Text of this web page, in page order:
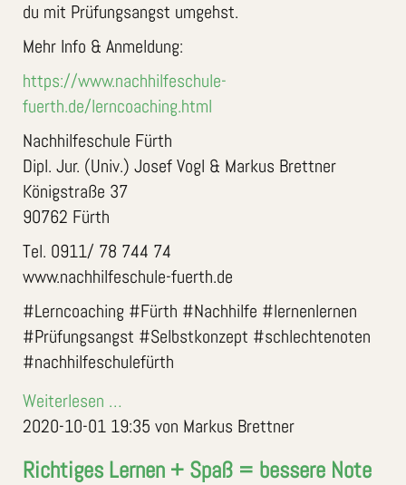
du mit Prüfungsangst umgehst.
Mehr Info & Anmeldung:
https://www.nachhilfeschule-
fuerth.de/lerncoaching.html
Nachhilfeschule Fürth
Dipl. Jur. (Univ.) Josef Vogl & Markus Brettner
Königstraße 37
90762 Fürth
Tel. 0911/ 78 744 74
www.nachhilfeschule-fuerth.de
#Lerncoaching #Fürth #Nachhilfe #lernenlernen
#Prüfungsangst #Selbstkonzept #schlechtenoten
#nachhilfeschulefürth
Weiterlesen …
2020-10-01 19:35 von Markus Brettner
Richtiges Lernen + Spaß = bessere Note